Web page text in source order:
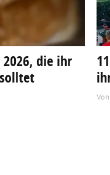
die ihr